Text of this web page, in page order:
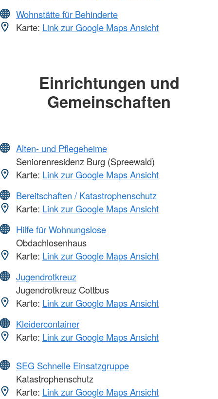
Wohnstätte für Behinderte
Karte: Link zur Google Maps Ansicht
Einrichtungen und
Gemeinschaften
Alten- und Pflegeheime
Seniorenresidenz Burg (Spreewald)
Karte: Link zur Google Maps Ansicht
Bereitschaften / Katastrophenschutz
Karte: Link zur Google Maps Ansicht
Hilfe für Wohnungslose
Obdachlosenhaus
Karte: Link zur Google Maps Ansicht
Jugendrotkreuz
Jugendrotkreuz Cottbus
Karte: Link zur Google Maps Ansicht
Kleidercontainer
Karte: Link zur Google Maps Ansicht
SEG Schnelle Einsatzgruppe
Katastrophenschutz
Karte: Link zur Google Maps Ansicht